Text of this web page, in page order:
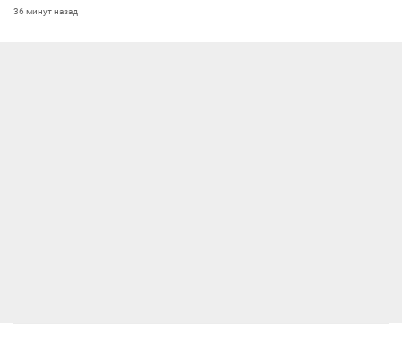
36 минут назад